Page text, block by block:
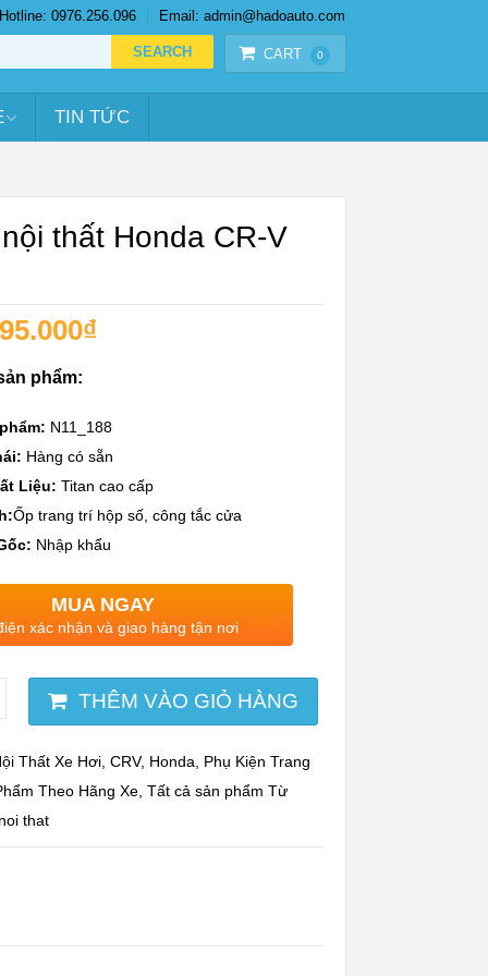
Hotline: 0976.256.096 Email: admin@hadoauto.com
CART 0
TIN TỨC
thất Honda CR-V
₫
phẩm:
N11_188
Hàng có sẵn
Liệu: Titan cao cấp
Ốp trang trí hộp số, công tắc cửa
Nhập khẩu
MUA NGAY
xác nhận và giao hàng tận nơi
THÊM VÀO GIỎ HÀNG
Thất Xe Hơi ,CRV, Honda
Phụ Kiện Trang
Theo Hãng Xe ,Tất cả sản phẩm Từ
that